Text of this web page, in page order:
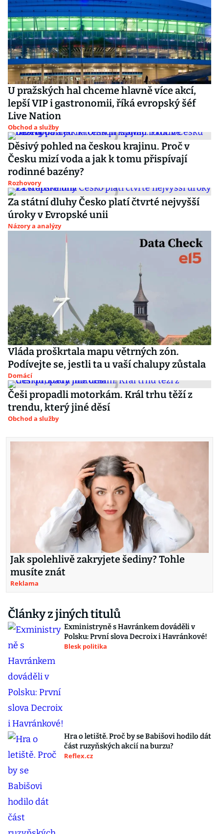
U pražských hal chceme hlavně více akcí,
lepší VIP i gastronomii, říká evropský šéf
Live Nation
Obchod a služby
Děsivý pohled na českou krajinu. Proč v
Česku mizí voda a jak k tomu přispívají
rodinné bazény?
Rozhovory
Za státní dluhy Česko platí čtvrté nejvyšší
úroky v Evropské unii
Názory a analýzy
Vláda proškrtala mapu větrných zón.
Podívejte se, jestli ta u vaší chalupy zůstala
Domácí
Češi propadli motorkám. Král trhu těží z
trendu, který jiné děsí
Obchod a služby
Jak spolehlivě zakryjete šediny? Tohle
musíte znát
Reklama
Články z jiných titulů
Exministryně s Havránkem dováděli v
Polsku: První slova Decroix i Havránkové!
Blesk politika
Hra o letiště. Proč by se Babišovi hodilo dát
část ruzyňských akcií na burzu?
Reflex.cz